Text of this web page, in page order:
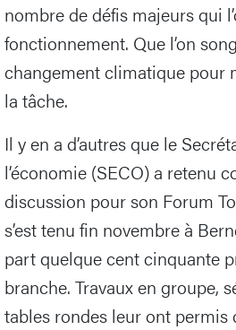
nombre de défis majeurs qui
fonctionnement. Que l’on
changement climatique pour
la tâche.
Il y en a d’autres que le
l’économie (SECO) a retenu
discussion pour son Forum
s’est tenu fin novembre à
part quelque cent cinquante
branche. Travaux en groupe,
tables rondes leur ont permis